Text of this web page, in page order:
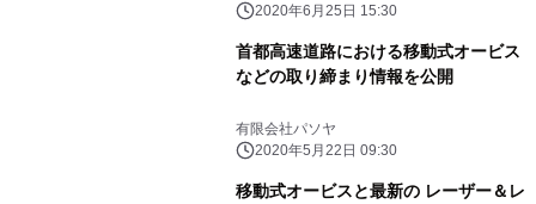
2020年6月25日 15:30
首都高速道路における移動式オービス
などの取り締まり情報を公開
有限会社パソヤ
2020年5月22日 09:30
移動式オービスと最新の レーザー＆レ